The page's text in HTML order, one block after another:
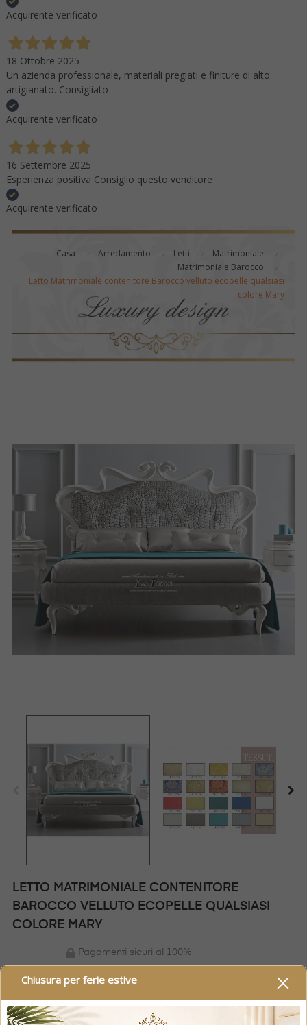
Chiusura per ferie estive
Acquirente verificato
18 Ottobre 2025
Un azienda professionale, materiali pregiati e finiture di alto
artigianato. Consigliato
Acquirente verificato
16 Settembre 2025
Esperienza positiva Consiglio questo venditore
Acquirente verificato
Casa Arredamento Letti
Matrimoniale
Matrimoniale Barocco
Letto Matrimoniale contenitore Barocco velluto ecopelle qualsiasi
colore Mary
LETTO MATRIMONIALE CONTENITORE
BAROCCO VELLUTO ECOPELLE QUALSIASI
COLORE MARY
Pagamenti sicuri al 100%